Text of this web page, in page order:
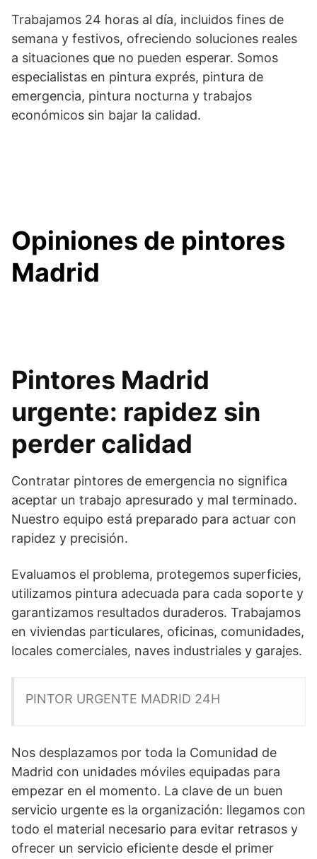
Trabajamos 24 horas al día, incluidos fines de
semana y festivos, ofreciendo soluciones reales
a situaciones que no pueden esperar. Somos
especialistas en pintura exprés, pintura de
emergencia, pintura nocturna y trabajos
económicos sin bajar la calidad.
Opiniones de pintores
Madrid
Pintores Madrid
urgente: rapidez sin
perder calidad
Contratar pintores de emergencia no significa
aceptar un trabajo apresurado y mal terminado.
Nuestro equipo está preparado para actuar con
rapidez y precisión.
Evaluamos el problema, protegemos superficies,
utilizamos pintura adecuada para cada soporte y
garantizamos resultados duraderos. Trabajamos
en viviendas particulares, oficinas, comunidades,
locales comerciales, naves industriales y garajes.
PINTOR URGENTE MADRID 24H
Nos desplazamos por toda la Comunidad de
Madrid con unidades móviles equipadas para
empezar en el momento. La clave de un buen
servicio urgente es la organización: llegamos con
todo el material necesario para evitar retrasos y
ofrecer un servicio eficiente desde el primer